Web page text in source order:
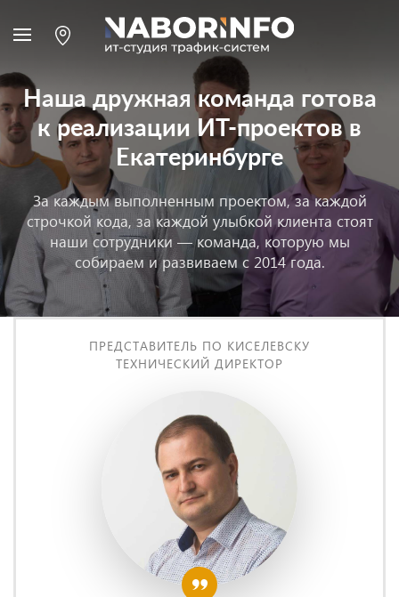
Наша дружная команда готова
к реализации ИТ-проектов в
Екатеринбурге
За каждым выполненным проектом, за каждой
строчкой кода, за каждой улыбкой клиента стоят
наши сотрудники — команда, которую мы
собираем и развиваем с 2014 года.
ПРЕДСТАВИТЕЛЬ ПО КИСЕЛЕВСКУ
ТЕХНИЧЕСКИЙ ДИРЕКТОР